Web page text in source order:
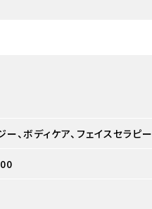
ー、ボディケア、フェイスセラピー